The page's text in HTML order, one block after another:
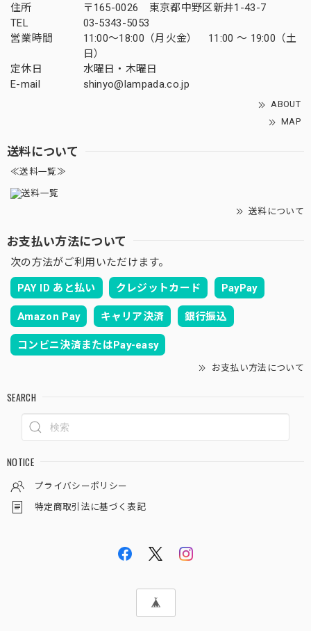
住所
〒165-0026 東京都中野区新井1-43-7
TEL
03-5343-5053
営業時間
11:00～18:00（月火金） 11:00 ～ 19:00（土
日）
定休日
水曜日・木曜日
E-mail
shinyo@lampada.co.jp
ABOUT
MAP
送料について
≪送料一覧≫
送料について
お支払い方法について
次の方法がご利用いただけます。
PAY ID あと払い クレジットカード PayPay
Amazon Pay キャリア決済 銀行振込
コンビニ決済またはPay-easy
お支払い方法について
SEARCH
NOTICE
プライバシーポリシー
特定商取引法に基づく表記